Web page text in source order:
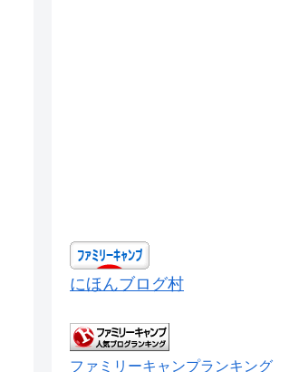
にほんブログ村
ファミリーキャンプランキング